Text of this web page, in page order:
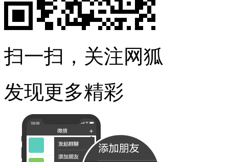
扫一扫，关注网狐
发现更多精彩